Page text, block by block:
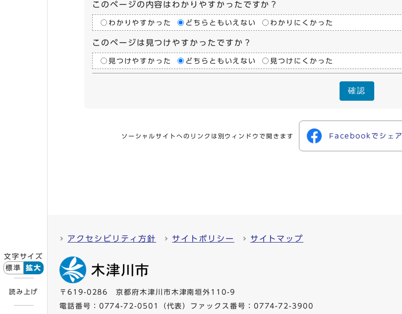
文字サイズ
標準
拡大
読み上げ
このページの内容はわかりやすかったですか？
わかりやすかった どちらともいえない わかりにくかった
このページは見つけやすかったですか？
見つけやすかった どちらともいえない 見つけにくかった
確認
ソーシャルサイトへのリンクは別ウィンドウで開きます Facebookでシェア
アクセシビリティ方針 サイトポリシー サイトマップ
〒619-0286 京都府木津川市木津南垣外110-9
電話番号： 0774-72-0501 （代表）ファックス番号：0774-72-3900